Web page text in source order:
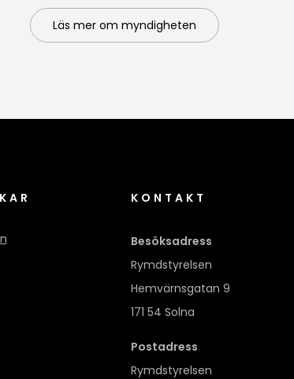
Läs mer om myndigheten
KONTAKT
Besöksadress
Rymdstyrelsen
Hemvärnsgatan 9
171 54 Solna
Postadress
Rymdstyrelsen